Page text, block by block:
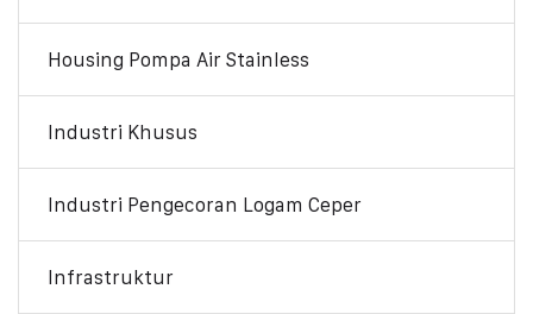
Housing Pompa Air Stainless
Industri Khusus
Industri Pengecoran Logam Ceper
Infrastruktur